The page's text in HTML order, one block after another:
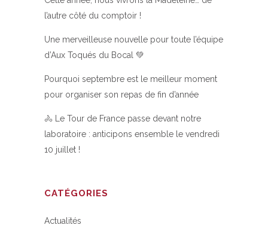
l’autre côté du comptoir !
Une merveilleuse nouvelle pour toute l’équipe
d’Aux Toqués du Bocal 💚
Pourquoi septembre est le meilleur moment
pour organiser son repas de fin d’année
🚴 Le Tour de France passe devant notre
laboratoire : anticipons ensemble le vendredi
10 juillet !
CATÉGORIES
Actualités